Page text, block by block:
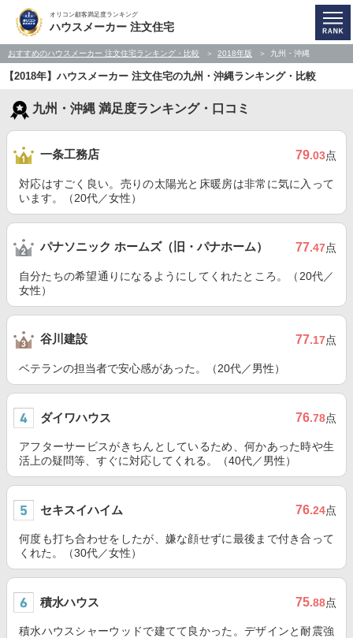
オリコン顧客満足度ランキング
ハウスメーカー 注文住宅
おすすめのハウスメーカー 注文住宅ランキング・比較 2018年版 九州・沖縄
【2018年】ハウスメーカー 注文住宅の九州・沖縄ランキング・比較
九州・沖縄 満足度ランキング・口コミ
一条工務店 79.03点
対応はすごく良い。売りの太陽光と床暖房は非常に気に入って
います。（20代／女性）
パナソニック ホームズ（旧・パナホーム） 77.47点
自分たちの希望通りになるようにしてくれたところ。（20代／
女性）
谷川建設 77.17点
ベテランの担当者で安心感があった。（20代／男性）
ダイワハウス 76.78点
アフターサービスがきちんとしているため、何かあった時や生
活上の疑問等、すぐに対応してくれる。（40代／男性）
セキスイハイム 76.24点
何度も打ち合わせをしたが、嫌な顔せずに最後まで付き合って
くれた。（30代／女性）
積水ハウス 75.88点
積水ハウスシャーウッドで建てて良かった。デザインと耐震強